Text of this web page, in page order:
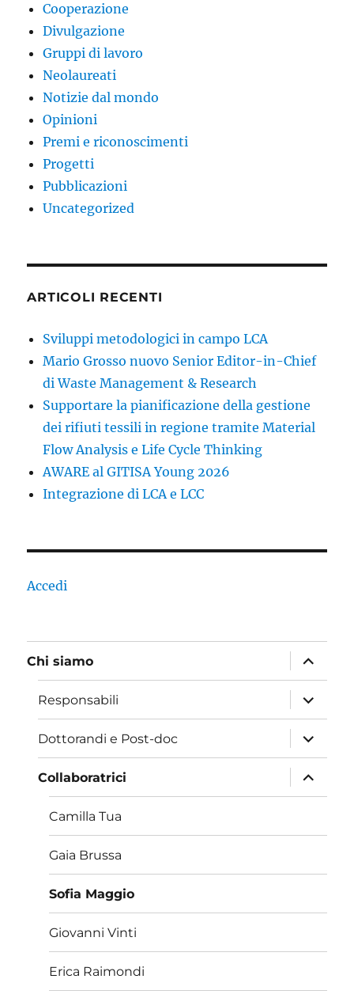
Cooperazione
Divulgazione
Gruppi di lavoro
Neolaureati
Notizie dal mondo
Opinioni
Premi e riconoscimenti
Progetti
Pubblicazioni
Uncategorized
ARTICOLI RECENTI
Sviluppi metodologici in campo LCA
Mario Grosso nuovo Senior Editor-in-Chief
di Waste Management & Research
Supportare la pianificazione della gestione
dei rifiuti tessili in regione tramite Material
Flow Analysis e Life Cycle Thinking
AWARE al GITISA Young 2026
Integrazione di LCA e LCC
Accedi
Chi siamo
apri
i
menu
child
Responsabili
apri
i
menu
child
Dottorandi e Post-doc
apri
i
menu
child
Collaboratrici
apri
i
menu
Camilla Tua
Gaia Brussa
Sofia Maggio
Giovanni Vinti
Erica Raimondi